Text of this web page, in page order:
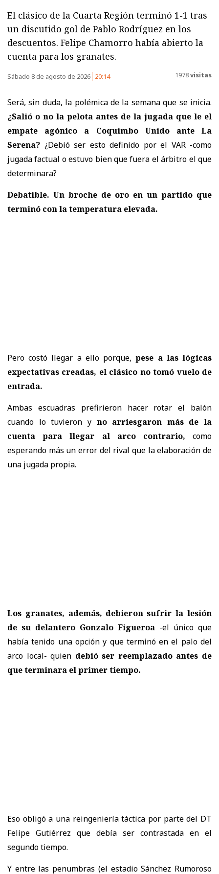
El clásico de la Cuarta Región terminó 1-1 tras
un discutido gol de Pablo Rodríguez en los
descuentos. Felipe Chamorro había abierto la
cuenta para los granates.
Sábado 8 de agosto de 2026 20:14 1978visitas
Será, sin duda, la polémica de la semana que se inicia.
¿Salió o no la pelota antes de la jugada que le el
empate agónico a Coquimbo Unido ante La
Serena? ¿Debió ser esto definido por el VAR -como
jugada factual o estuvo bien que fuera el árbitro el que
determinara?
Debatible. Un broche de oro en un partido que
terminó con la temperatura elevada.
Pero costó llegar a ello porque,pese a las lógicas
expectativas creadas, el clásico no tomó vuelo de
entrada.
Ambas escuadras prefirieron hacer rotar el balón
cuando lo tuvieron y no arriesgaron más de la
cuenta para llegar al arco contrario, como
esperando más un error del rival que la elaboración de
una jugada propia.
Los granates, además, debieron sufrir la lesión
de su delantero Gonzalo Figueroa -el único que
había tenido una opción y que terminó en el palo del
arco local- quien debió ser reemplazado antes de
que terminara el primer tiempo.
Eso obligó a una reingeniería táctica por parte del DT
Felipe Gutiérrez que debía ser contrastada en el
segundo tiempo.
Y entre las penumbras (el estadio Sánchez Rumoroso